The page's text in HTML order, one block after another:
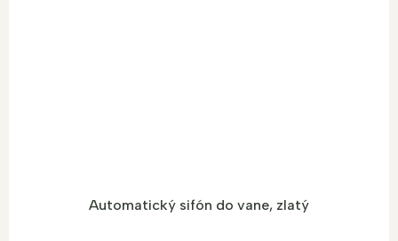
Automatický sifón do vane, zlatý